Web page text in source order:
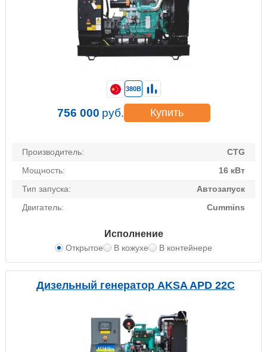
Производитель:
CTG
Мощность:
16 кВт
Тип запуска:
Автозапуск
Двигатель:
Cummins
Исполнение
Открытое В кожухе В контейнере
380В
756 000 руб. Купить
Дизельный генератор AKSA APD 22C